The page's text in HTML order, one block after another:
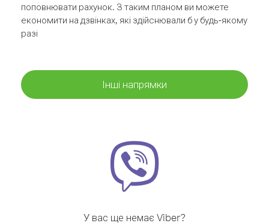
поповнювати рахунок. З таким планом ви можете
економити на дзвінках, які здійснювали б у будь-якому
разі
Інші напрямки
У вас ще немає Viber?